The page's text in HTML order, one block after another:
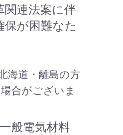
関連法案に伴
保が困難なた
海道・離島の方
合がございま
般電気材料